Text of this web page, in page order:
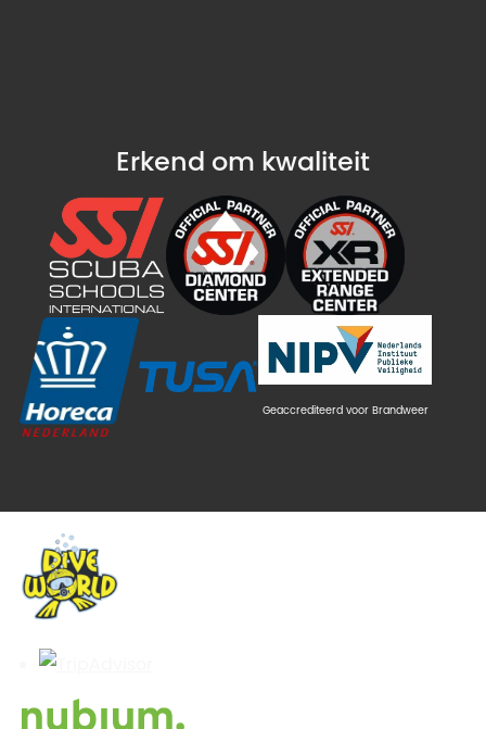
Erkend om kwaliteit
Geaccrediteerd voor Brandweer